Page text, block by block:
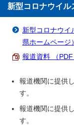
新型コロナウイル
新型コロナウイ
県ホームページ）
報道資料 （PDF
報道機関に提供
す。
報道機関に提供
す。